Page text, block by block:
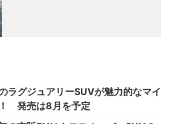
ラグジュアリーSUVが魅力的なマイ
発売は8月を予定